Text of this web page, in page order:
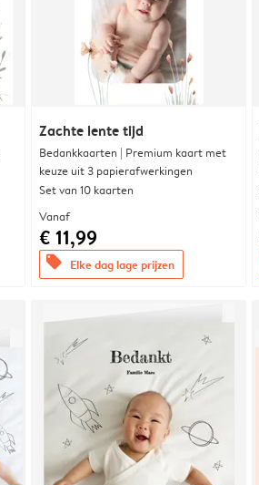
Zachte lente tijd
Bedankkaarten | Premium kaart met
keuze uit 3 papierafwerkingen
Set van 10 kaarten
Vanaf
€ 11,99
offers Elke dag lage prijzen